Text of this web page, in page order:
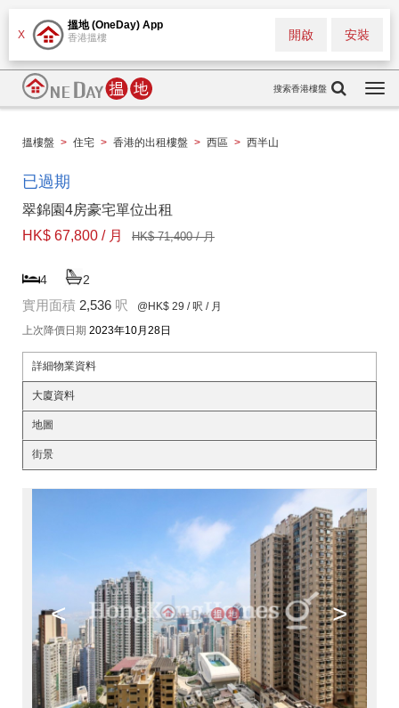
X
搵地 (OneDay) App
香港搵樓 安裝
開啟
搜索香港樓盤
搵樓盤 > 住宅 > 香港的出租樓盤 > 西區 > 西半山
已過期
翠錦園4房豪宅單位出租
HK$ 67,800 / 月
HK$ 71,400 / 月
4 2
實用面積 2,536 呎 @HK$ 29 / 呎 / 月
上次降價日期 2023年10月28日
詳細物業資料
大廈資料
地圖
街景
< >